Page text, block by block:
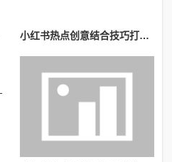
小红书热点创意结合技巧打造独特内容脱颖而出_小红书热点话题哪里找